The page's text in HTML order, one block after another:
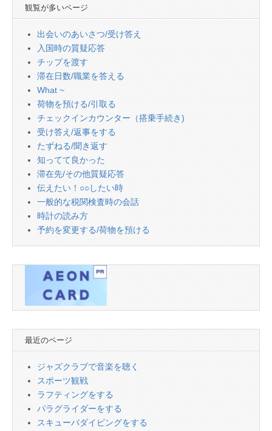
観覧が多いページ
出会いのあいさつ/受け答え
入国時の質疑応答
チップを渡す
滞在日数/職業を答える
What ~
荷物を預ける/引取る
チェックインカウンター（搭乗手続き)
受け答え/返事をする
たずねる/聞き返す
知ってて良かった
滞在先/その他質疑応答
伝えたい！○○したい時
一般的な税関検査時の会話
時計の読み方
予約を変更する/荷物を預ける
最近のページ
ジャズクラブで音楽を聴く
スポーツ観戦
ラフティングをする
パラグライダーをする
スキューバダイビングをする